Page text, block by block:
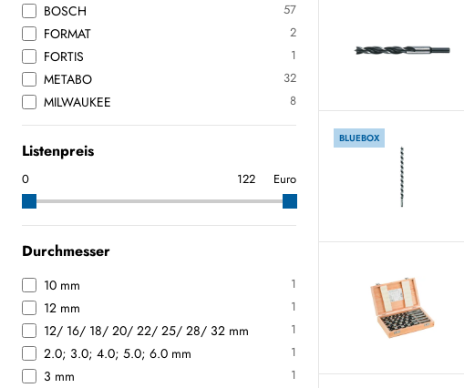
BOSCH 57
FORMAT 2
FORTIS 1
METABO 32
MILWAUKEE 8
Listenpreis
Euro
Durchmesser
10 mm 1
12 mm 1
12/ 16/ 18/ 20/ 22/ 25/ 28/ 32 mm 1
2.0; 3.0; 4.0; 5.0; 6.0 mm 1
3 mm 1
BLUEBOX